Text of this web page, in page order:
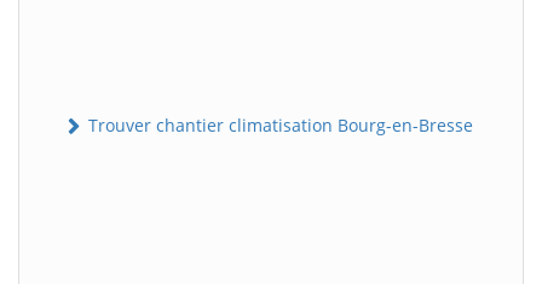
Trouver chantier climatisation Bourg-en-Bresse